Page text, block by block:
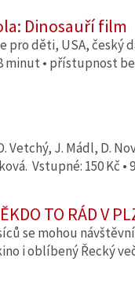
Dinosauří film
pro děti, USA, český
minut • přístupnost
Vetchý, J. Mádl, D.
Vstupné: 150 Kč •
TO RÁD V
se mohou
i oblíbený Řecký